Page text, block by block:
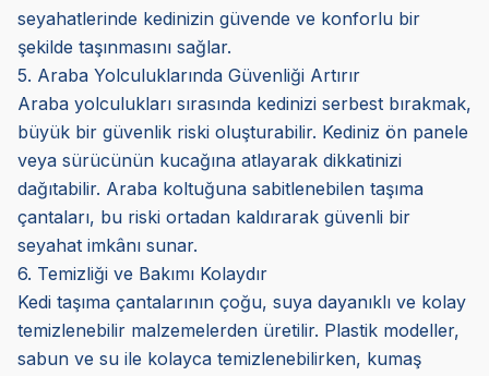
seyahatlerinde kedinizin güvende ve konforlu bir
şekilde taşınmasını sağlar.
5. Araba Yolculuklarında Güvenliği Artırır
Araba yolculukları sırasında kedinizi serbest bırakmak,
büyük bir güvenlik riski oluşturabilir. Kediniz ön panele
veya sürücünün kucağına atlayarak dikkatinizi
dağıtabilir. Araba koltuğuna sabitlenebilen taşıma
çantaları, bu riski ortadan kaldırarak güvenli bir
seyahat imkânı sunar.
6. Temizliği ve Bakımı Kolaydır
Kedi taşıma çantalarının çoğu, suya dayanıklı ve kolay
temizlenebilir malzemelerden üretilir. Plastik modeller,
sabun ve su ile kolayca temizlenebilirken, kumaş